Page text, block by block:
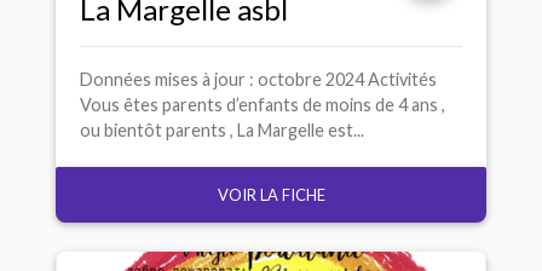
La Margelle asbl
Données mises à jour : octobre 2024 Activités
Vous êtes parents d’enfants de moins de 4 ans ,
ou bientôt parents , La Margelle est...
VOIR LA FICHE